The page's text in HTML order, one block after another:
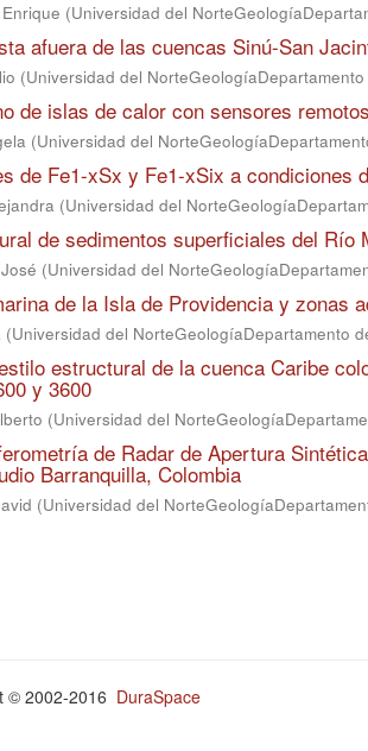
(Universidad del
afuera de las cuencas Sinú-San
(Universidad del
de islas de calor con sensores
(Universidad del
de Fe1-xSx y Fe1-xSix a condiciones
(Universidad del
de sedimentos superficiales del Río
(Universidad del
de la Isla de Providencia y zonas
(Universidad del NorteGeologíaDepartamento
estructural de la cuenca Caribe
y 3600
(Universidad del
de Radar de Apertura
Barranquilla, Colombia
(Universidad del
© 2002-2016 DuraSpace